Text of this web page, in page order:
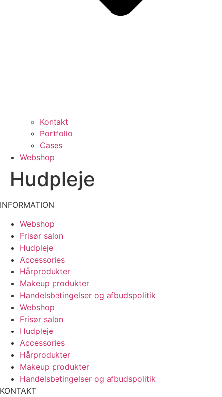
Kontakt
Portfolio
Cases
Webshop
Hudpleje
INFORMATION
Webshop
Frisør salon
Hudpleje
Accessories
Hårprodukter
Makeup produkter
Handelsbetingelser og afbudspolitik
Webshop
Frisør salon
Hudpleje
Accessories
Hårprodukter
Makeup produkter
Handelsbetingelser og afbudspolitik
KONTAKT